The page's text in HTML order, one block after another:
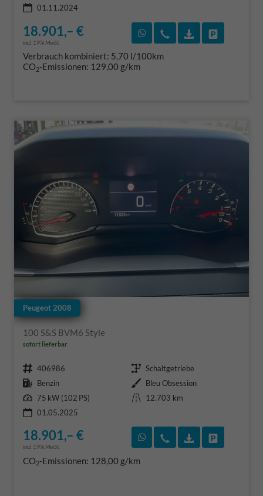
01.11.2024
18.901,– €
incl. 19% MwSt.
Rückruf vereinbaren
Wir rufen Sie an
Verbrauch kombiniert: 5,70 l/100km
CO2-Emissionen: 129,00 g/km
Peugeot 2008
100 S&S BVM6 Style
sofort lieferbar
Fahrzeugnr. 406986 Getriebe Schaltgetriebe
Kraftstoff Benzin Außenfarbe Bleu Obsession
Leistung 75 kW (102 PS) Kilometerstand
12.703 km
01.05.2025
18.901,– €
incl. 19% MwSt.
Rückruf vereinbaren
Wir rufen Sie an
CO2-Emissionen: 128,00 g/km